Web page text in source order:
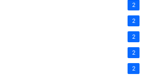
2
2
2
2
2